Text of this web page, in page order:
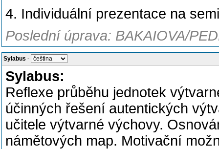
4. Individuální prezentace na
Poslední úprava: BAKAIOVA/
Sylabus -
Sylabus:
Reflexe průběhu jednotek
účinných řešení autentických
učitele výtvarné výchovy.
námětových map. Motivační